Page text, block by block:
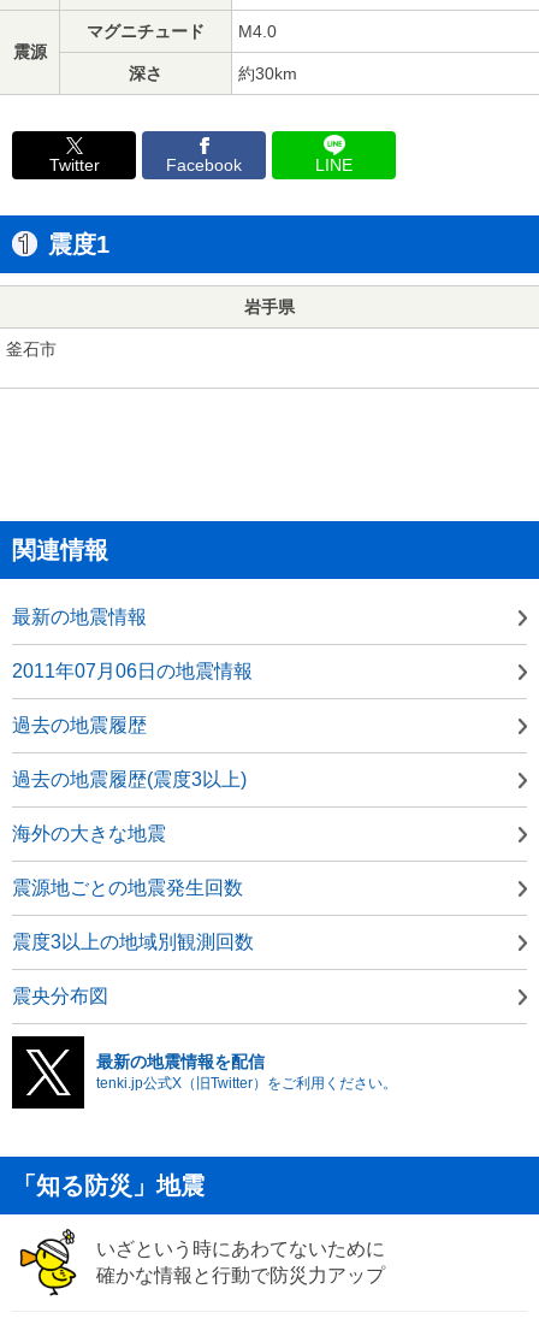
震源
マグニチュード M4.0
深さ 約30km
Twitter Facebook LINE
震度1
岩手県
釜石市
関連情報
最新の地震情報
2011年07月06日の地震情報
過去の地震履歴
過去の地震履歴(震度3以上)
海外の大きな地震
震源地ごとの地震発生回数
震度3以上の地域別観測回数
震央分布図
最新の地震情報を配信
tenki.jp公式X（旧Twitter）をご利用ください。
「知る防災」地震
いざという時にあわてないために
確かな情報と行動で防災力アップ